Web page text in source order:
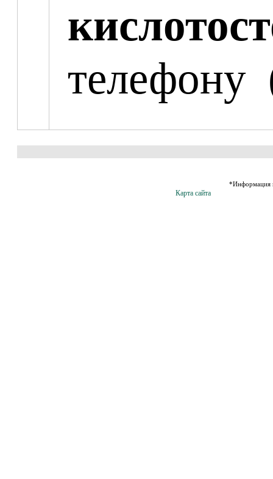
телефону
Карта сайта
*Информация